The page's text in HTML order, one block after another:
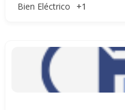
Bien Eléctrico +1